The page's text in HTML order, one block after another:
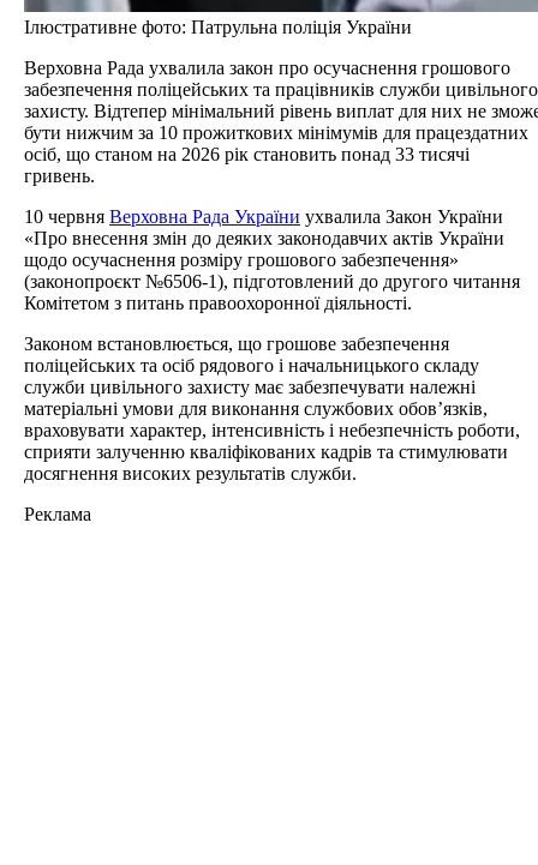
Ілюстративне фото: Патрульна поліція України
Верховна Рада ухвалила закон про осучаснення грошового
забезпечення поліцейських та працівників служби цивільного
захисту. Відтепер мінімальний рівень виплат для них не
бути нижчим за 10 прожиткових мінімумів для працездатних
осіб, що станом на 2026 рік становить понад 33 тисячі
гривень.
10 червня Верховна Рада України ухвалила Закон України
«Про внесення змін до деяких законодавчих актів України
щодо осучаснення розміру грошового забезпечення»
(законопроєкт №6506-1), підготовлений до другого читання
Комітетом з питань правоохоронної діяльності.
Законом встановлюється, що грошове забезпечення
поліцейських та осіб рядового і начальницького складу
служби цивільного захисту має забезпечувати належні
матеріальні умови для виконання службових обов’язків,
враховувати характер, інтенсивність і небезпечність роботи,
сприяти залученню кваліфікованих кадрів та стимулювати
досягнення високих результатів служби.
Реклама